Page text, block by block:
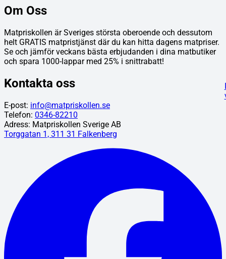
Om Oss
Matpriskollen är Sveriges största oberoende och dessutom
helt GRATIS matpristjänst där du kan hitta dagens matpriser.
Se och jämför veckans bästa erbjudanden i dina matbutiker
och spara 1000-lappar med 25% i snittrabatt!
Kontakta oss
E-post: info@matpriskollen.se
Telefon: 0346-82210
Adress: Matpriskollen Sverige AB
Torggatan 1, 311 31 Falkenberg